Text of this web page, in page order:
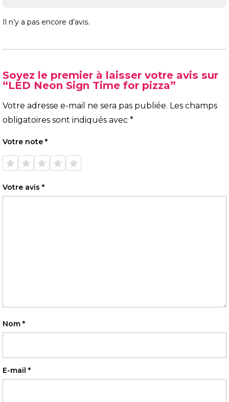
Il n’y a pas encore d’avis.
Soyez le premier à laisser votre avis sur
“LED Neon Sign Time for pizza”
Votre adresse e-mail ne sera pas publiée. Les champs
obligatoires sont indiqués avec *
Votre note *
1 étoile
sur 5
2 étoiles
sur 5
3 étoiles
sur 5
4 étoiles
sur 5
5 étoiles
sur 5
Votre avis *
Nom *
E-mail *